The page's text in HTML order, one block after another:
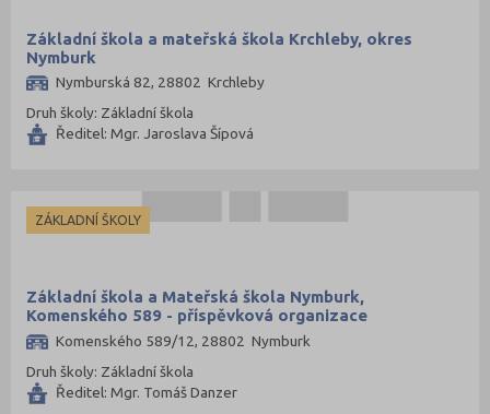
Základní škola a mateřská škola Krchleby, okres
Nymburk
Nymburská 82, 28802 Krchleby
Druh školy: Základní škola
Ředitel: Mgr. Jaroslava Šípová
ZÁKLADNÍ ŠKOLY
Základní škola a Mateřská škola Nymburk,
Komenského 589 - příspěvková organizace
Komenského 589/12, 28802 Nymburk
Druh školy: Základní škola
Ředitel: Mgr. Tomáš Danzer